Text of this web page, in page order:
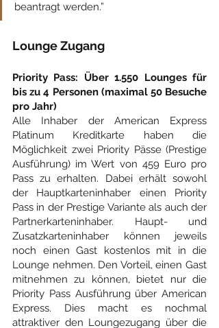
beantragt werden.”
Lounge Zugang
Priority Pass: Über 1.550 Lounges für
bis zu 4 Personen (maximal 50 Besuche
pro Jahr)
Alle Inhaber der American Express
Platinum Kreditkarte haben die
Möglichkeit zwei Priority Pässe (Prestige
Ausführung) im Wert von 459 Euro pro
Pass zu erhalten. Dabei erhält sowohl
der Hauptkarteninhaber einen Priority
Pass in der Prestige Variante als auch der
Partnerkarteninhaber. Haupt- und
Zusatzkarteninhaber können jeweils
noch einen Gast kostenlos mit in die
Lounge nehmen. Den Vorteil, einen Gast
mitnehmen zu können, bietet nur die
Priority Pass Ausführung über American
Express. Dies macht es nochmal
attraktiver den Loungezugang über die